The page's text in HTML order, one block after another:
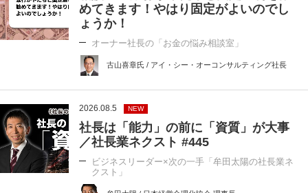
めてきます！やはり固定がよいのでし
ょうか！
オーナー社長の「お金の悩み相談室」
古山喜章氏 / アイ・シー・オーコンサルティング社長
2026.08.5 NEW
社長は「能力」の前に「資質」が大事
／社長業ネクスト #445
ビジネスリーダー×次の一手「牟田太陽の社長業ネ
クスト」